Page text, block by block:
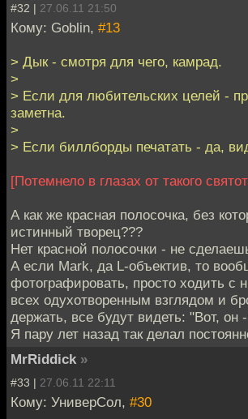
#32 | 27.06.11 21:50
Кому: Goblin, #13
> Дык - смотря для чего, камрад.
>
> Если для любительских целей -
заметна.
>
> Если биллборды печатать - да,
[Потемнело в глазах от такого
А как же красная полосочка, без
истинный творец???
Нет красной полосочки - не
А если Mark, да L-объектив, то
фотографировать, просто ходить с
всех одухотворенным взглядом и
держать, все будут видеть: "Вот,
Я пару лет назад так делал
MrRiddick »
#33 | 27.06.11 22:11
Кому: УниверСол, #30